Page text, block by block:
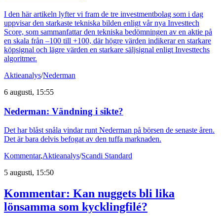
I den här artikeln lyfter vi fram de tre investmentbolag som i dag
uppvisar den starkaste tekniska bilden enligt vår nya Investtech
Score, som sammanfattar den tekniska bedömningen av en aktie på
en skala från –100 till +100, där högre värden indikerar en starkare
köpsignal och lägre värden en starkare säljsignal enligt Investtechs
algoritmer.
Aktieanalys/Nederman
6 augusti, 15:55
Nederman: Vändning i sikte?
Det har blåst snåla vindar runt Nederman på börsen de senaste åren.
Det är bara delvis befogat av den tuffa marknaden.
Kommentar,Aktieanalys/Scandi Standard
5 augusti, 15:50
Kommentar: Kan nuggets bli lika
lönsamma som kycklingfilé?